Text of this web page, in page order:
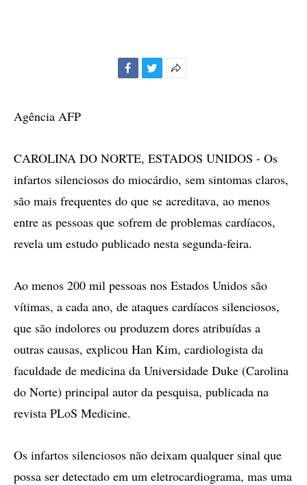
Agência AFP
CAROLINA DO NORTE, ESTADOS UNIDOS - Os
infartos silenciosos do miocárdio, sem sintomas claros,
são mais frequentes do que se acreditava, ao menos
entre as pessoas que sofrem de problemas cardíacos,
revela um estudo publicado nesta segunda-feira.
Ao menos 200 mil pessoas nos Estados Unidos são
vítimas, a cada ano, de ataques cardíacos silenciosos,
que são indolores ou produzem dores atribuídas a
outras causas, explicou Han Kim, cardiologista da
faculdade de medicina da Universidade Duke (Carolina
do Norte) principal autor da pesquisa, publicada na
revista PLoS Medicine.
Os infartos silenciosos não deixam qualquer sinal que
possa ser detectado em um eletrocardiograma, mas uma